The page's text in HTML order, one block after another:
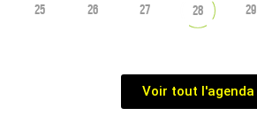
25 26 27 28 29
Voir tout l'agenda